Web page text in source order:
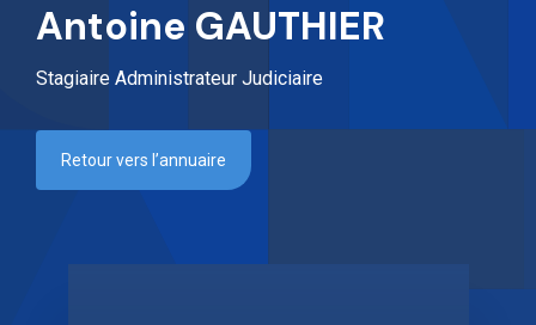
Antoine GAUTHIER
Stagiaire Administrateur Judiciaire
Retour vers l’annuaire